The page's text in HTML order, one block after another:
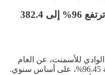
خسائر جنوب الوادي للأسمنت ترتفع 96% إلى 382.4
للأسمنت، عن العام
الماضي، إرتفاع خسائر الشركة بنسبة 96.45%، على أساس سنوي.